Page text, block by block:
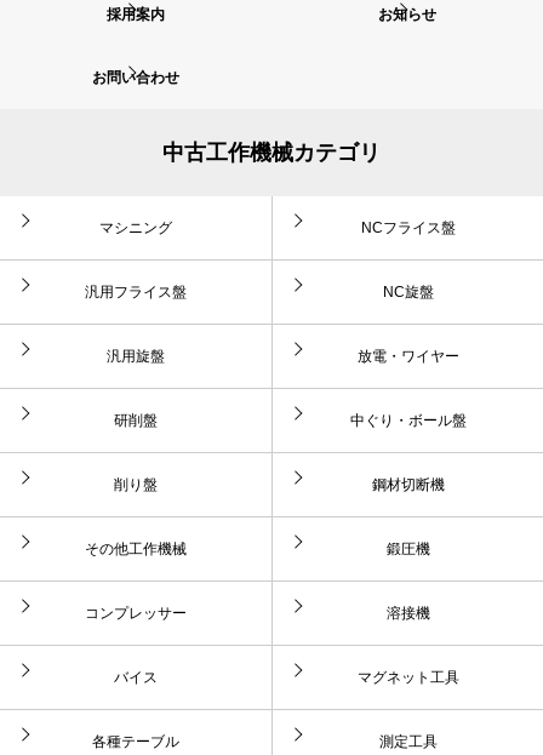
採用案内 お知らせ
お問い合わせ
中古工作機械カテゴリ
マシニング NCフライス盤
汎用フライス盤 NC旋盤
汎用旋盤 放電・ワイヤー
研削盤 中ぐり・ボール盤
削り盤 鋼材切断機
その他工作機械 鍛圧機
コンプレッサー 溶接機
バイス マグネット工具
各種テーブル 測定工具